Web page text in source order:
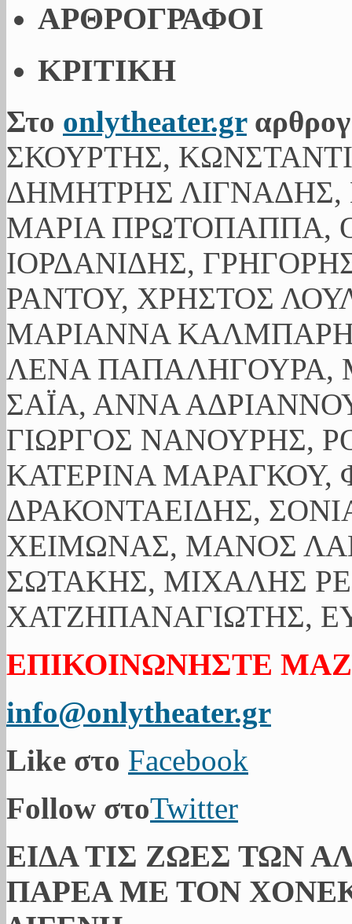
ΑΡΘΡΟΓΡΑΦΟΙ
ΚΡΙΤΙΚΗ
Στο onlytheater.gr
ΣΚΟΥΡΤΗΣ,
ΔΗΜΗΤΡΗΣ ΛΙΓΝΑΔΗΣ,
ΜΑΡΙΑ ΠΡΩΤΟΠΑΠΠΑ,
ΙΟΡΔΑΝΙΔΗΣ,
ΡΑΝΤΟΥ, ΧΡΗΣΤΟΣ
ΜΑΡΙΑΝΝΑ
ΛΕΝΑ ΠΑΠΑΛΗΓΟΥΡΑ,
ΣΑΪΑ, ΑΝΝΑ
ΓΙΩΡΓΟΣ ΝΑΝΟΥΡΗΣ,
ΚΑΤΕΡΙΝΑ ΜΑΡΑΓΚΟΥ,
ΔΡΑΚΟΝΤΑΕΙΔΗΣ,
ΧΕΙΜΩΝΑΣ, ΜΑΝΟΣ
ΣΩΤΑΚΗΣ, ΜΙΧΑΛΗΣ
ΧΑΤΖΗΠΑΝΑΓΙΩΤΗΣ,
ΕΠΙΚΟΙΝΩΝΗΣΤΕ
info@onlytheater.gr
Like στο Facebook
Follow στοTwitter
ΕΙΔΑ ΤΙΣ ΖΩΕΣ ΤΩΝ
ΠΑΡΕΑ ΜΕ ΤΟΝ